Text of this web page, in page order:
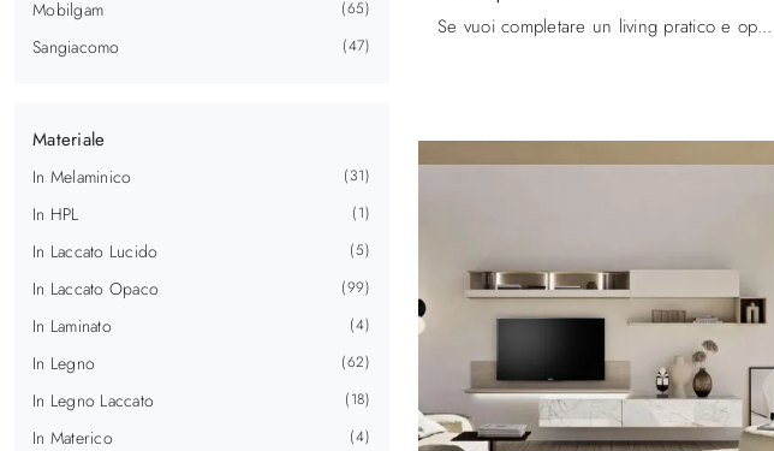
Mobilgam 65
Sangiacomo 47
Materiale
In Melaminico 31
In HPL 1
In Laccato Lucido 5
In Laccato Opaco 99
In Laminato 4
In Legno 62
In Legno Laccato 18
In Materico 4
Se vuoi completare un living pratico e operativo dalle linee moderne, ti offriamo la parete attrezzata Composizione Horizon 914 Mobilgam.